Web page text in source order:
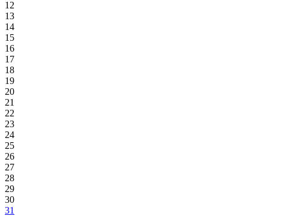
12
13
14
15
16
17
18
19
20
21
22
23
24
25
26
27
28
29
30
31